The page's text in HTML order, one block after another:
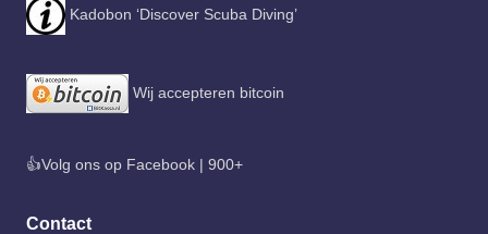
Kadobon ‘Discover Scuba Diving’
Wij accepteren bitcoin
👍Volg ons op Facebook | 900+
Contact